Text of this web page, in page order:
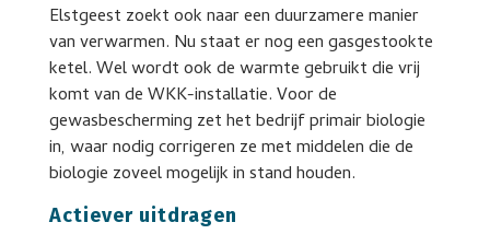
Elstgeest zoekt ook naar een duurzamere manier
van verwarmen. Nu staat er nog een gasgestookte
ketel. Wel wordt ook de warmte gebruikt die vrij
komt van de WKK-installatie. Voor de
gewasbescherming zet het bedrijf primair biologie
in, waar nodig corrigeren ze met middelen die de
biologie zoveel mogelijk in stand houden.
Actiever uitdragen